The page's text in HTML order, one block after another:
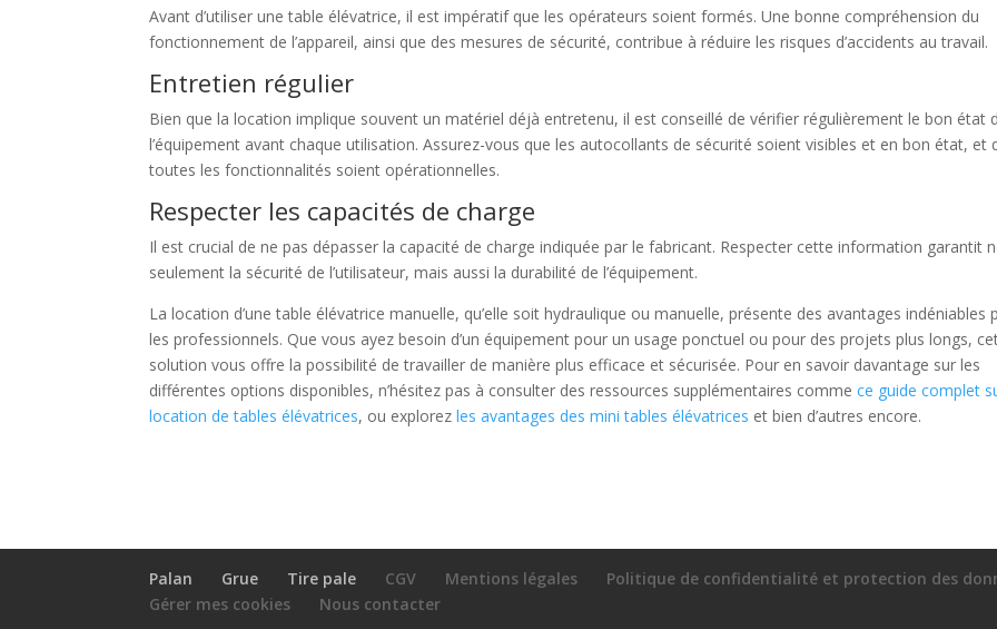
Avant d’utiliser une table élévatrice, il est impératif que les opérateurs soient formés. Une bonne compréhension du
fonctionnement de l’appareil, ainsi que des mesures de sécurité, contribue à réduire les risques d’accidents au travail.
Entretien régulier
Bien que la location implique souvent un matériel déjà entretenu, il est conseillé de vérifier régulièrement le bon état
l’équipement avant chaque utilisation. Assurez-vous que les autocollants de sécurité soient visibles et en bon état, et
toutes les fonctionnalités soient opérationnelles.
Respecter les capacités de charge
Il est crucial de ne pas dépasser la capacité de charge indiquée par le fabricant. Respecter cette information garantit
seulement la sécurité de l’utilisateur, mais aussi la durabilité de l’équipement.
La location d’une table élévatrice manuelle, qu’elle soit hydraulique ou manuelle, présente des avantages indéniables
les professionnels. Que vous ayez besoin d’un équipement pour un usage ponctuel ou pour des projets plus longs,
solution vous offre la possibilité de travailler de manière plus efficace et sécurisée. Pour en savoir davantage sur les
différentes options disponibles, n’hésitez pas à consulter des ressources supplémentaires commece guide complet
location de tables élévatrices, ou explorezles avantages des mini tables élévatrices et bien d’autres encore.
Palan Grue Tire pale CGV Mentions légales Politique de confidentialité et protection des
Gérer mes cookies
Nous contacter